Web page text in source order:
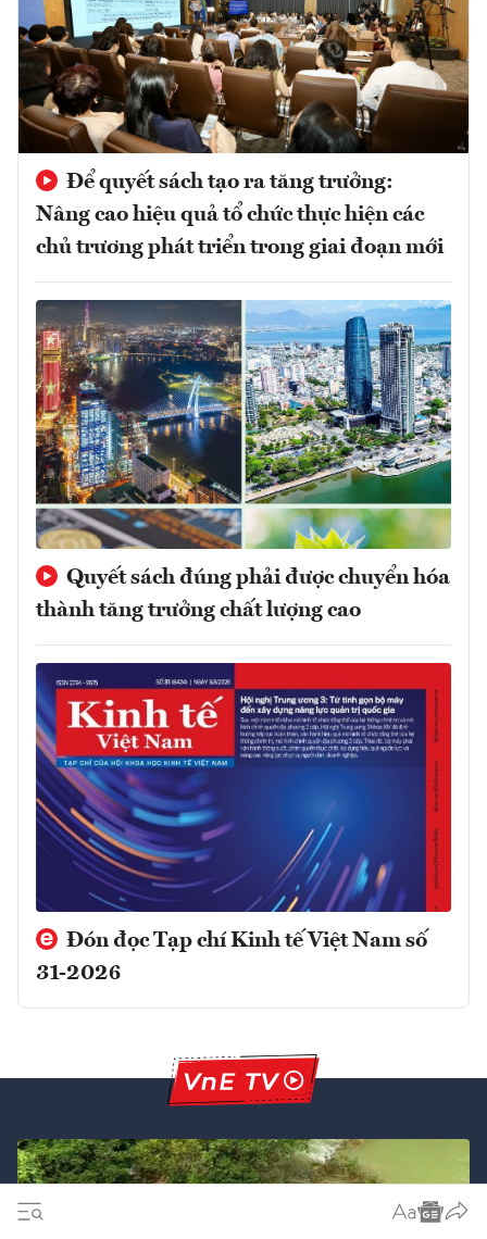
Để quyết sách tạo ra tăng trưởng:
Nâng cao hiệu quả tổ chức thực hiện các
chủ trương phát triển trong giai đoạn mới
Quyết sách đúng phải được chuyển hóa
thành tăng trưởng chất lượng cao
Đón đọc Tạp chí Kinh tế Việt Nam số
31-2026